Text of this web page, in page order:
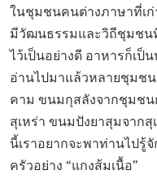
ในชุมชนคนต่างภาษาที่เ
มีวัฒนธรรมและวิถีชุมชน
ไว้เป็นอย่างดี อาหารก็เป็
อ่านไปมาแล้วหลายชุมช
คาม ขนมกุสลังจากชุมช
สุเหร่า ขนมปังยาสุมจาก
นี้เราอยากจะพาท่านไป
ครัวอย่าง “แกงส้มเนื้อ”